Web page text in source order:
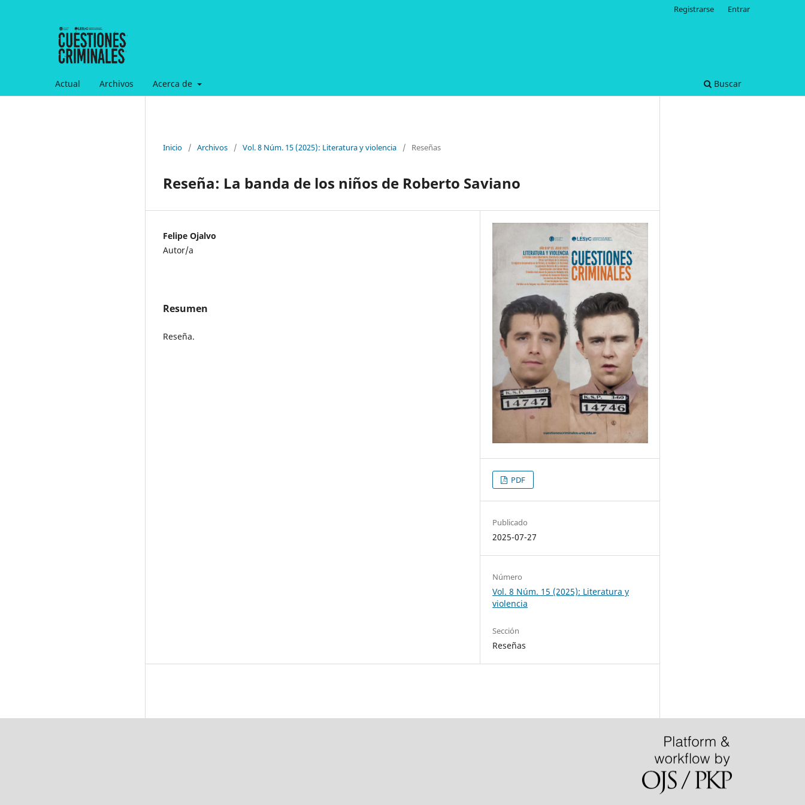
Actual Archivos Acerca de Buscar
Registrarse Entrar
Inicio / Archivos / Vol. 8 Núm. 15 (2025): Literatura y violencia / Reseñas
Reseña: La banda de los niños de Roberto Saviano
Felipe Ojalvo
Autor/a
Resumen
Reseña.
PDF
Publicado
2025-07-27
Número
Vol. 8 Núm. 15 (2025): Literatura y
violencia
Sección
Reseñas